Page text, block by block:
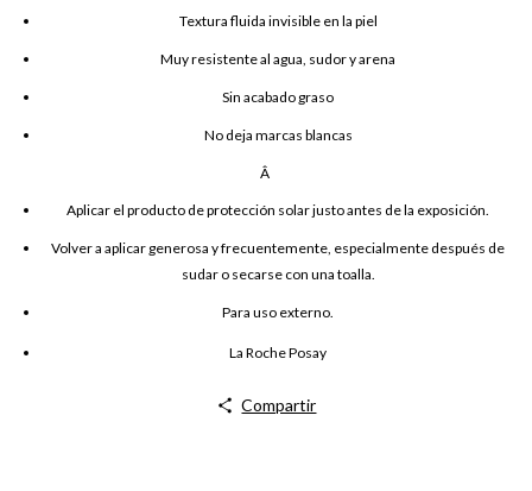
Textura fluida invisible en la piel
Muy resistente al agua, sudor y arena
Sin acabado graso
No deja marcas blancas
Â
Aplicar el producto de protección solar justo antes de la exposición.
Volver a aplicar generosa y frecuentemente, especialmente después de
sudar o secarse con una toalla.
Para uso externo.
La Roche Posay
Compartir